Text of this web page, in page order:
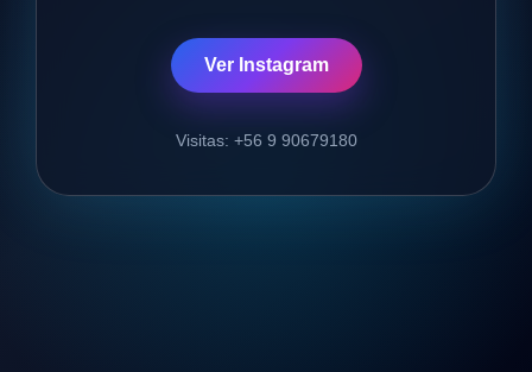
Ver Instagram
Visitas: +56 9 90679180